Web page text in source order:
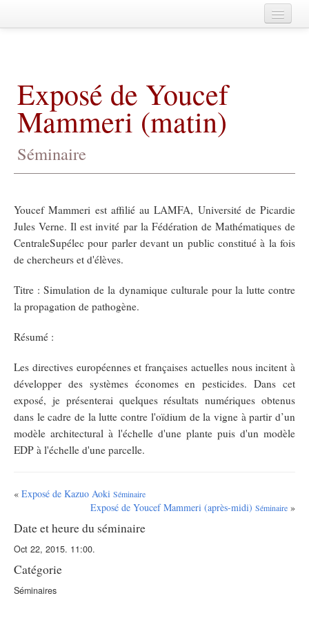
Fédération de Mathématiques de
CentraleSupélec
Agenda
Membres
Publications
Archives
Exposé de Youcef
Mammeri (matin)
Séminaire
Youcef Mammeri est affilié au LAMFA, Université de Picardie
Jules Verne. Il est invité par la Fédération de Mathématiques de
CentraleSupélec pour parler devant un public constitué à la fois
de chercheurs et d'élèves.
Titre : Simulation de la dynamique culturale pour la lutte contre
la propagation de pathogène.
Résumé :
Les directives européennes et françaises actuelles nous incitent à
développer des systèmes économes en pesticides. Dans cet
exposé, je présenterai quelques résultats numériques obtenus
dans le cadre de la lutte contre l'oïdium de la vigne à partir d’un
modèle architectural à l'échelle d'une plante puis d'un modèle
EDP à l'échelle d'une parcelle.
« Exposé de Kazuo Aoki Séminaire
Exposé de Youcef Mammeri (après-midi) Séminaire »
Date et heure du séminaire
Oct 22, 2015. 11:00.
Catégorie
Séminaires